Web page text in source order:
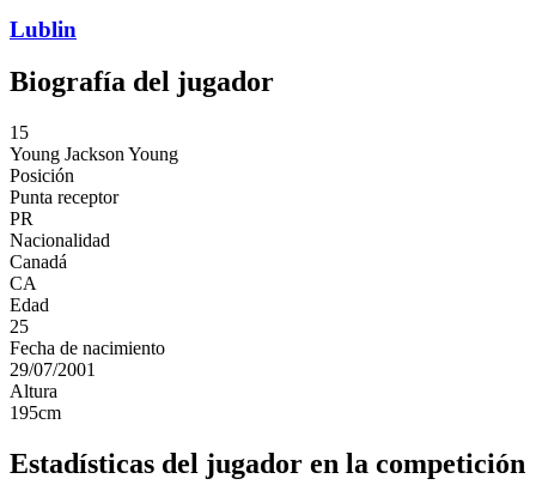
Lublin
Biografía del jugador
15
Young Jackson Young
Posición
Punta receptor
PR
Nacionalidad
Canadá
CA
Edad
25
Fecha de nacimiento
29/07/2001
Altura
195cm
Estadísticas del jugador en la competición